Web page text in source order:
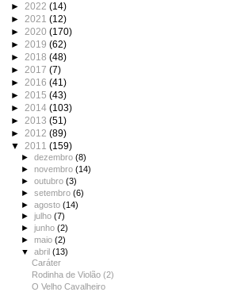
► 2022 (14)
► 2021 (12)
► 2020 (170)
► 2019 (62)
► 2018 (48)
► 2017 (7)
► 2016 (41)
► 2015 (43)
► 2014 (103)
► 2013 (51)
► 2012 (89)
▼ 2011 (159)
►dezembro(8)
►novembro(14)
►outubro(3)
►setembro(6)
►agosto(14)
►julho(7)
►junho(2)
►maio(2)
▼abril(13)
Caráter
Rodinha de Violão (2)
O Velho Cavalheiro